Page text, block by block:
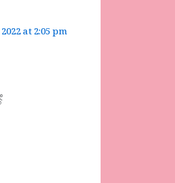
at 2:05 pm